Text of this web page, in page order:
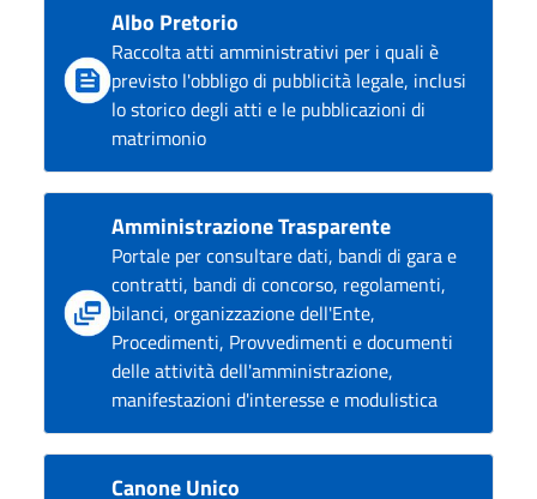
Albo Pretorio
Raccolta atti amministrativi per i quali è
previsto l'obbligo di pubblicità legale, inclusi
lo storico degli atti e le pubblicazioni di
matrimonio
Amministrazione Trasparente
Portale per consultare dati, bandi di gara e
contratti, bandi di concorso, regolamenti,
bilanci, organizzazione dell'Ente,
Procedimenti, Provvedimenti e documenti
delle attività dell'amministrazione,
manifestazioni d'interesse e modulistica
Canone Unico